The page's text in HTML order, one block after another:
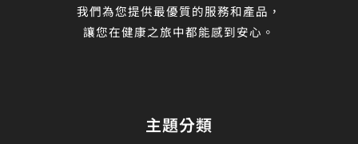
我們為您提供最優質的服務和產品，
讓您在健康之旅中都能感到安心。
主題分類